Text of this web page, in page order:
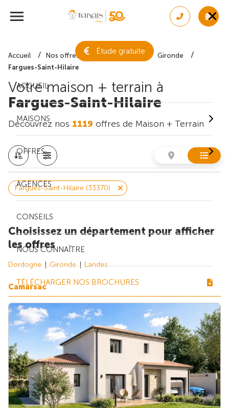
Étude gratuite
ACCUEIL
MAISONS
OFFRES
AGENCES
CONSEILS
NOUS CONNAÎTRE
TÉLÉCHARGER NOS BROCHURES
Accueil Nos offres de maison + terrain
Gironde
Fargues-Saint-Hilaire
Votre maison + terrain à
Fargues-Saint-Hilaire
Découvrez nos 1119 offres de Maison + Terrain
Fargues-Saint-Hilaire (33370)
Choisissez un département pour afficher
les offres
Dordogne Gironde Landes
Camarsac